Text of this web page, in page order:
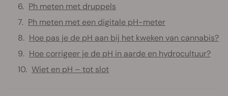
Ph meten met druppels
Ph meten met een digitale pH-meter
Hoe pas je de pH aan bij het kweken van cannabis?
Hoe corrigeer je de pH in aarde en hydrocultuur?
Wiet en pH – tot slot